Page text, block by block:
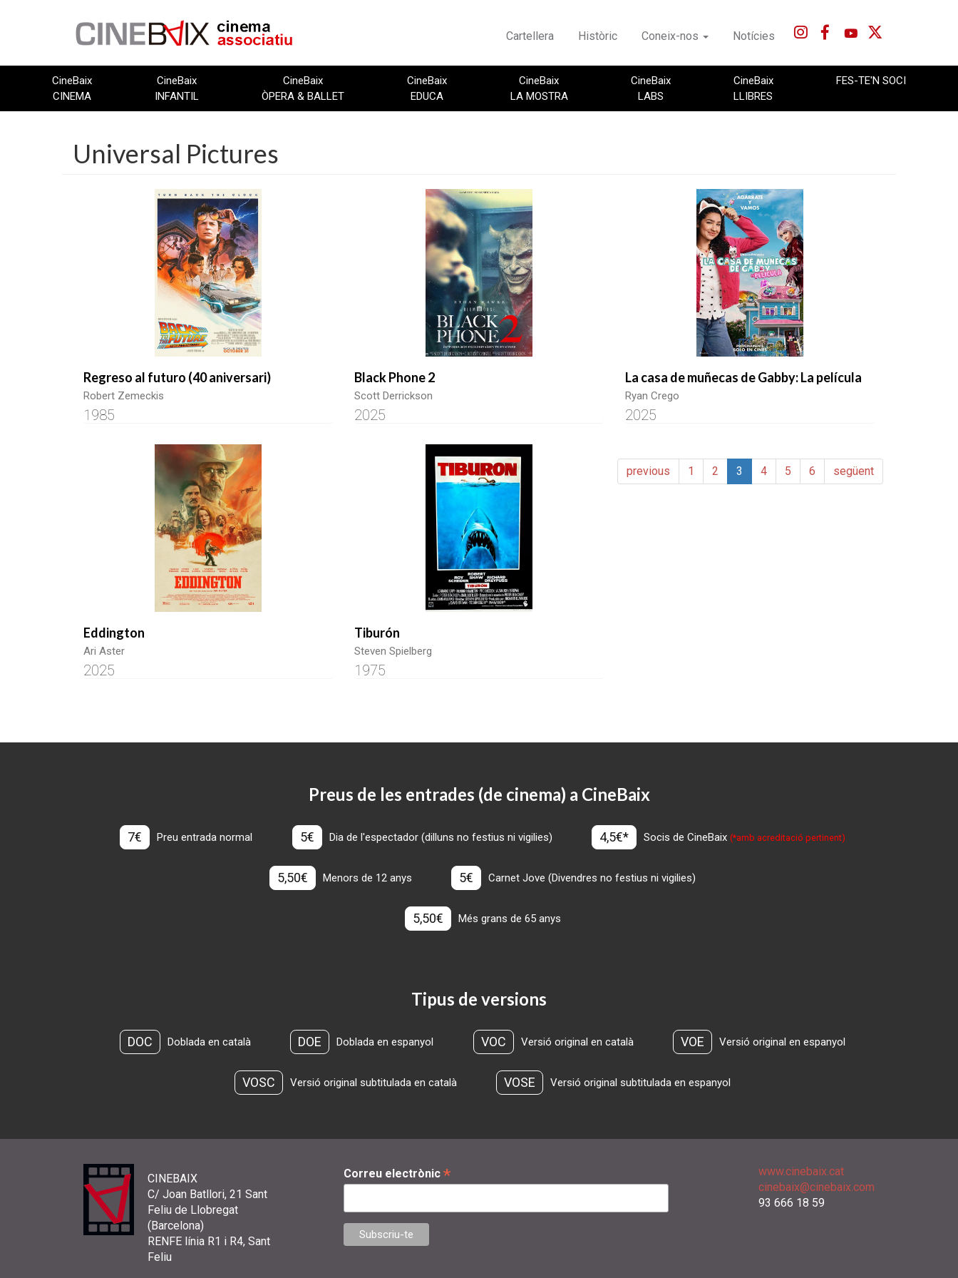
Cartellera Històric Coneix-nos Notícies
CineBaix
CINEMA
CineBaix
INFANTIL
CineBaix
ÒPERA & BALLET
CineBaix
EDUCA
CineBaix
LA MOSTRA
CineBaix
LABS
CineBaix
LLIBRES
FES-TE'N SOCI
Universal Pictures
Regreso al futuro (40 aniversari)
Robert Zemeckis
1985
Black Phone 2
Scott Derrickson
2025
La casa de muñecas de Gabby: La película
Ryan Crego
2025
Eddington
Ari Aster
2025
Tiburón
Steven Spielberg
1975
previous 1 2 3 4 5 6 següent
Preus de les entrades (de cinema) a CineBaix
7€ Preu entrada normal 5€ Dia de l'espectador (dilluns no festius ni vigilies) 4,5€* Socis de CineBaix(*amb acreditació pertinent)
5,50€ Menors de 12 anys 5€ Carnet Jove (Divendres no festius ni vigilies)
5,50€ Més grans de 65 anys
Tipus de versions
DOC Doblada en català DOE Doblada en espanyol VOC Versió original en català VOE Versió original en espanyol
VOSC Versió original subtitulada en català VOSE Versió original subtitulada en espanyol
CINEBAIX
C/ Joan Batllori, 21 Sant
Feliu de Llobregat
(Barcelona)
RENFE línia R1 i R4, Sant
Feliu
Correu electrònic *
www.cinebaix.cat
cinebaix@cinebaix.com
93 666 18 59